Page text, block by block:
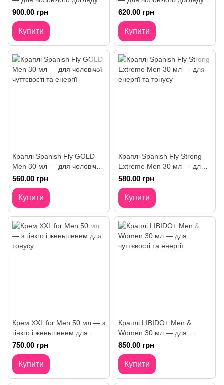
та чутливості
900.00 грн
Купити
та тонусу
620.00 грн
Купити
Краплі Spanish Fly GOLD
Men 30 мл — для чоловічої
чуттєвості та енергії
560.00 грн
Купити
Краплі Spanish Fly Strong
Extreme Men 30 мл — для
енергії та тонусу
580.00 грн
Купити
Крем XXL for Men 50 мл — з
гінкго і женьшенем для
тонусу
750.00 грн
Купити
Краплі LIBIDO+ Men &
Women 30 мл — для
чуттєвості та енергії
850.00 грн
Купити